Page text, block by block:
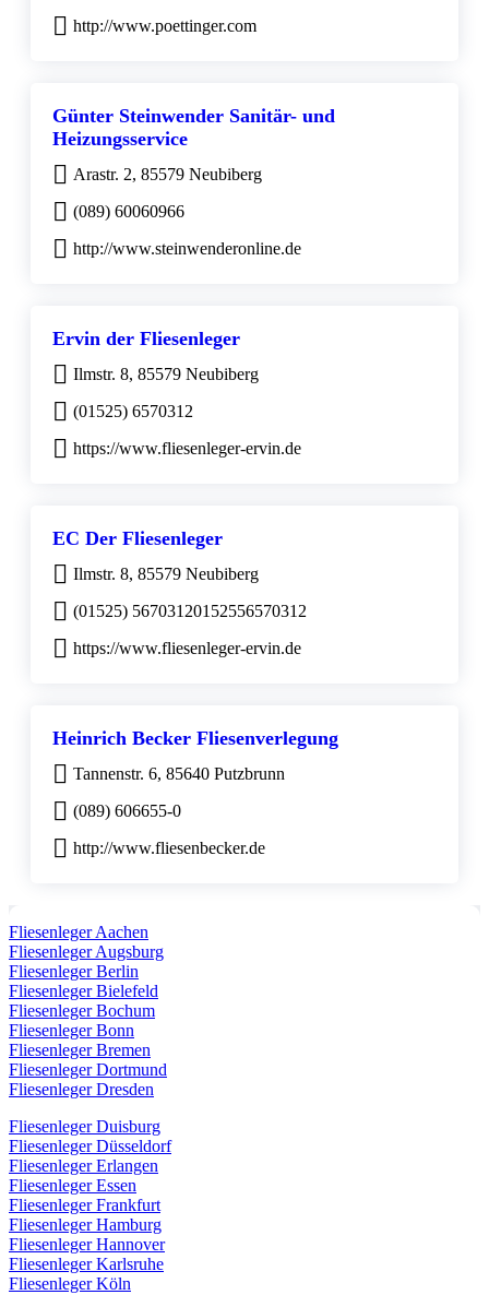
http://www.poettinger.com
Günter Steinwender Sanitär- und
Heizungsservice
Arastr. 2, 85579 Neubiberg
(089) 60060966
http://www.steinwenderonline.de
Ervin der Fliesenleger
Ilmstr. 8, 85579 Neubiberg
(01525) 6570312
https://www.fliesenleger-ervin.de
EC Der Fliesenleger
Ilmstr. 8, 85579 Neubiberg
(01525) 56703120152556570312
https://www.fliesenleger-ervin.de
Heinrich Becker Fliesenverlegung
Tannenstr. 6, 85640 Putzbrunn
(089) 606655-0
http://www.fliesenbecker.de
Fliesenleger Aachen
Fliesenleger Augsburg
Fliesenleger Berlin
Fliesenleger Bielefeld
Fliesenleger Bochum
Fliesenleger Bonn
Fliesenleger Bremen
Fliesenleger Dortmund
Fliesenleger Dresden
Fliesenleger Duisburg
Fliesenleger Düsseldorf
Fliesenleger Erlangen
Fliesenleger Essen
Fliesenleger Frankfurt
Fliesenleger Hamburg
Fliesenleger Hannover
Fliesenleger Karlsruhe
Fliesenleger Köln